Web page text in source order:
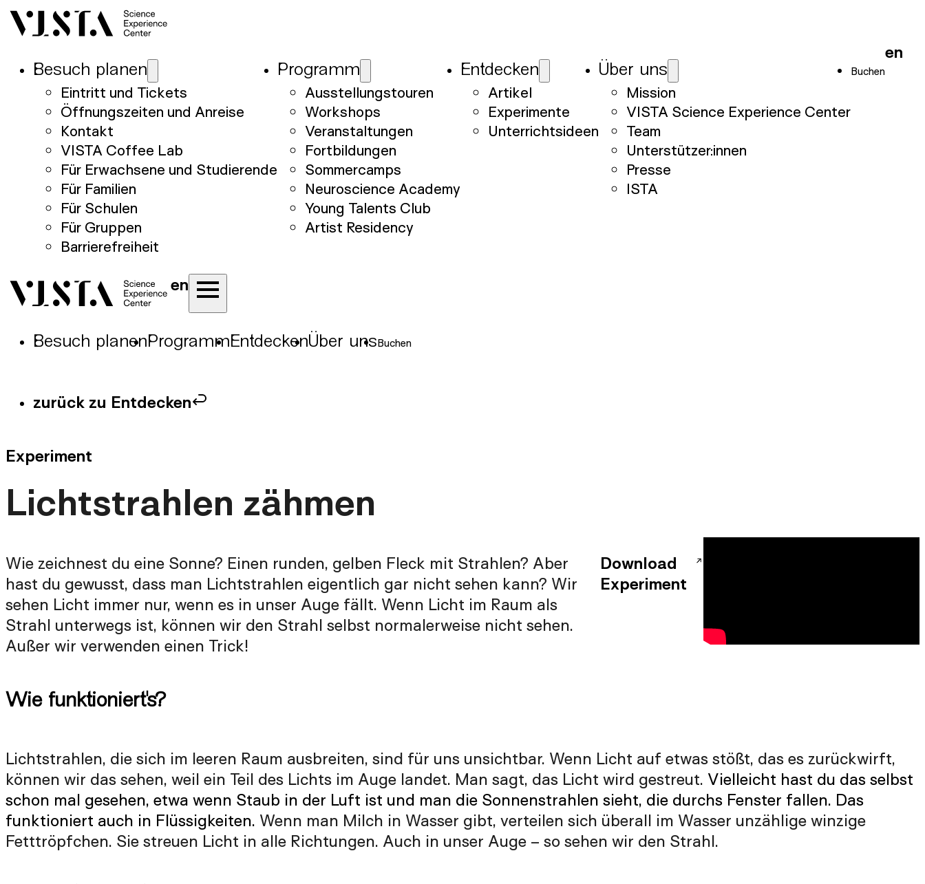
Besuch planen
Eintritt und Tickets
Öffnungszeiten und Anreise
Kontakt
VISTA Coffee Lab
Für Erwachsene und Studierende
Für Familien
Für Schulen
Für Gruppen
Barrierefreiheit
Programm
Ausstellungstouren
Workshops
Veranstaltungen
Fortbildungen
Sommercamps
Neuroscience Academy
Young Talents Club
Artist Residency
Entdecken
Artikel
Experimente
Unterrichtsideen
Über uns
Mission
VISTA Science Experience Center
Team
Unterstützer:innen
Presse
ISTA
Buchen
en
en
Besuch planenProgrammEntdeckenÜber unsBuchen
zurück zu Entdecken
Experiment
Lichtstrahlen zähmen
Wie zeichnest du eine Sonne? Einen runden, gelben Fleck mit Strahlen? Aber
hast du gewusst, dass man Lichtstrahlen eigentlich gar nicht sehen kann? Wir
sehen Licht immer nur, wenn es in unser Auge fällt. Wenn Licht im Raum als
Strahl unterwegs ist, können wir den Strahl selbst normalerweise nicht sehen.
Außer wir verwenden einen Trick!
Download
Experiment
Wie funktioniert's?
Lichtstrahlen, die sich im leeren Raum ausbreiten, sind für uns unsichtbar. Wenn Licht auf etwas stößt, das es zurückwirft,
können wir das sehen, weil ein Teil des Lichts im Auge landet. Man sagt, das Licht wird gestreut. Vielleicht hast du das selbst
schon mal gesehen, etwa wenn Staub in der Luft ist und man die Sonnenstrahlen sieht, die durchs Fenster fallen. Das
funktioniert auch in Flüssigkeiten. Wenn man Milch in Wasser gibt, verteilen sich überall im Wasser unzählige winzige
Fetttröpfchen. Sie streuen Licht in alle Richtungen. Auch in unser Auge – so sehen wir den Strahl.